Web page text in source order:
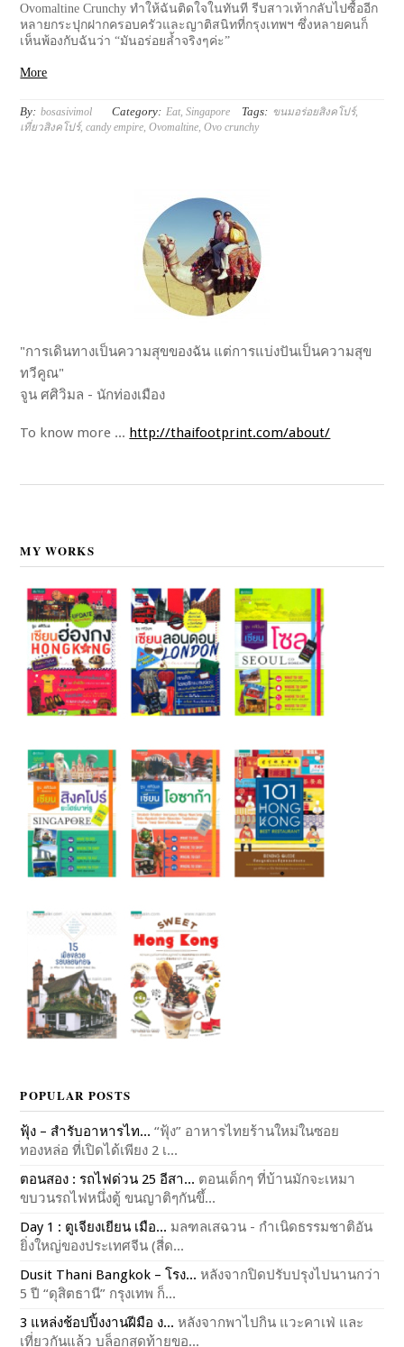
Ovomaltine Crunchy ทำให้ฉันติดใจในทันที รีบสาวเท้ากลับไปซื้ออีก
หลายกระปุกฝากครอบครัวและญาติสนิทที่กรุงเทพฯ ซึ่งหลายคนก็
เห็นพ้องกับฉันว่า “มันอร่อยล้ำจริงๆค่ะ”
More
By: bosasivimol Category: Eat,Singapore Tags: ขนมอร่อยสิงคโปร์,
เที่ยวสิงคโปร์,candy empire ,Ovomaltine ,Ovo crunchy
"การเดินทางเป็นความสุขของฉัน แต่การแบ่งปันเป็นความสุข
ทวีคูณ"
จูน ศศิวิมล - นักท่องเมือง
To know more ... http://thaifootprint.com/about/
MY WORKS
POPULAR POSTS
ฟุ้ง – สำรับอาหารไท... “ฟุ้ง” อาหารไทยร้านใหม่ในซอย
ทองหล่อ ที่เปิดได้เพียง 2 เ...
ตอนสอง : รถไฟด่วน 25 อีสา... ตอนเด็กๆ ที่บ้านมักจะเหมา
ขบวนรถไฟหนึ่งตู้ ขนญาติๆกันขึ้...
Day 1 : ตูเจียงเยียน เมือ... มลฑลเสฉวน - กำเนิดธรรมชาติอัน
ยิ่งใหญ่ของประเทศจีน (สี่ด...
Dusit Thani Bangkok – โรง... หลังจากปิดปรับปรุงไปนานกว่า
5 ปี “ดุสิตธานี” กรุงเทพ ก็...
3 แหล่งช้อปปิ้งงานฝีมือ ง... หลังจากพาไปกิน แวะคาเฟ่ และ
เที่ยวกันแล้ว บล็อกสุดท้ายขอ...